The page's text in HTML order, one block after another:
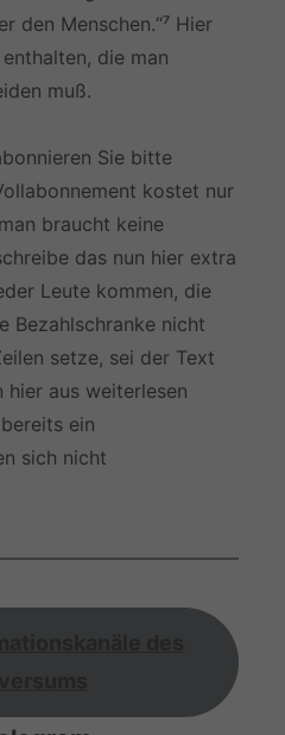
den Menschen.“⁷ Hier
die man
muß.
Sie bitte
kostet nur
braucht keine
das nun hier extra
Leute kommen, die
Bezahlschranke nicht
setze, sei der Text
hier aus weiterlesen
ein
sich nicht